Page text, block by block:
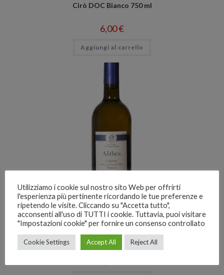
Cirò DOC Bianco 750 ml
6,00€
Aggiungi al carrello
Bianchi,IGT,Riserva
Alithea IGT Calabria Bianco 750 ml
Utilizziamo i cookie sul nostro sito Web per offrirti
l'esperienza più pertinente ricordando le tue preferenze e
ripetendo le visite. Cliccando su "Accetta tutto",
acconsenti all'uso di TUTTI i cookie. Tuttavia, puoi visitare
"Impostazioni cookie" per fornire un consenso controllato
Cookie Settings Accept All Reject All